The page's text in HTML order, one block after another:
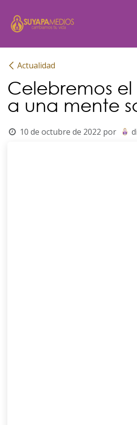
Actualidad
Celebremos
a una mente
10 de octubre de 2022 por